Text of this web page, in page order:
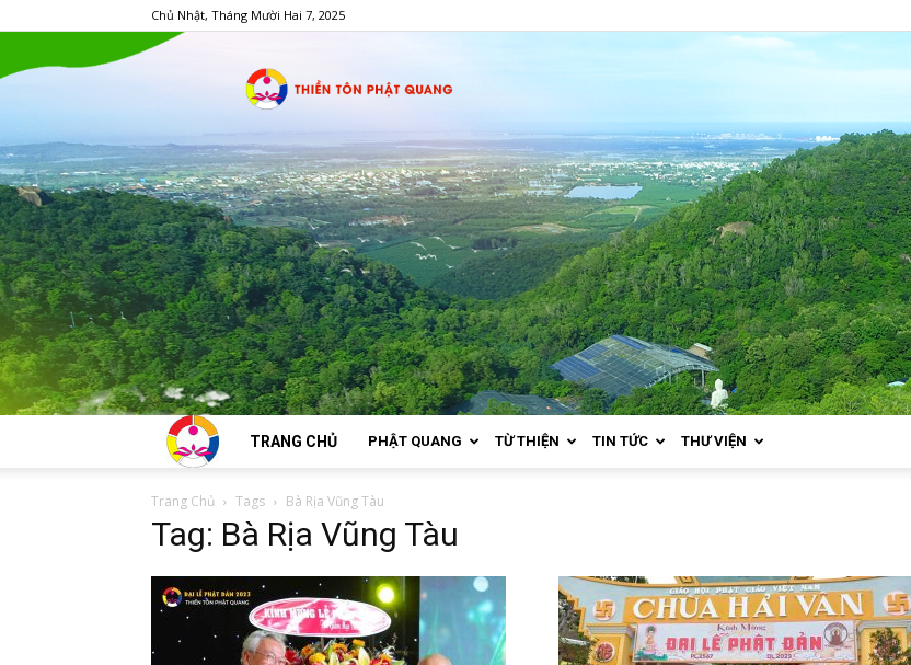
Chủ Nhật, Tháng Mười Hai 7, 2025
Tôn
TRANG CHỦ PHẬT QUANG TỪ THIỆN TIN TỨC THƯ VIỆN
Trang Chủ Tags Bà Rịa Vũng Tàu
Tag: Bà Rịa Vũng Tàu